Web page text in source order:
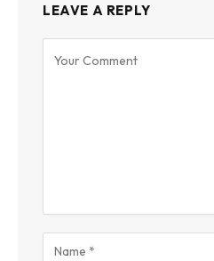
LEAVE A REPLY